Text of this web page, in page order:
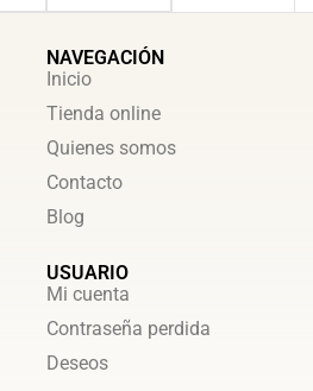
NAVEGACIÓN
Inicio
Tienda online
Quienes somos
Contacto
Blog
USUARIO
Mi cuenta
Contraseña perdida
Deseos